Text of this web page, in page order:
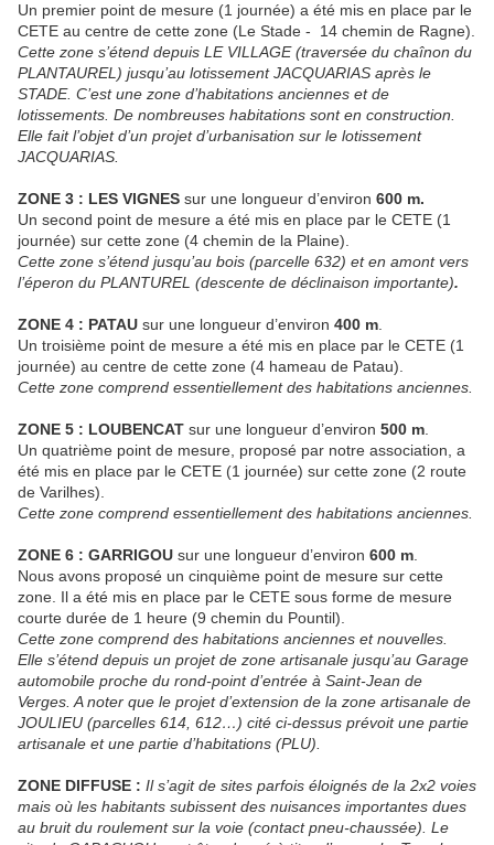
Un premier point de mesure (1 journée) a été mis en place par le
CETE au centre de cette zone (Le Stade - 14 chemin de Ragne).
Cette zone s’étend depuis LE VILLAGE (traversée du chaînon du
PLANTAUREL) jusqu’au lotissement JACQUARIAS après le
STADE. C’est une zone d’habitations anciennes et de
lotissements. De nombreuses habitations sont en construction.
Elle fait l’objet d’un projet d’urbanisation sur le lotissement
JACQUARIAS.
ZONE 3 : LES VIGNES sur une longueur d’environ 600 m.
Un second point de mesure a été mis en place par le CETE (1
journée) sur cette zone (4 chemin de la Plaine).
Cette zone s’étend jusqu’au bois (parcelle 632) et en amont vers
l’éperon du PLANTUREL (descente de déclinaison importante).
ZONE 4 : PATAU sur une longueur d’environ 400 m
Un troisième point de mesure a été mis en place par le CETE (1
journée) au centre de cette zone (4 hameau de Patau).
Cette zone comprend essentiellement des habitations anciennes.
ZONE 5 : LOUBENCAT sur une longueur d’environ 500 m
Un quatrième point de mesure, proposé par notre association, a
été mis en place par le CETE (1 journée) sur cette zone (2 route
de Varilhes).
Cette zone comprend essentiellement des habitations anciennes.
ZONE 6 : GARRIGOU sur une longueur d’environ 600 m
Nous avons proposé un cinquième point de mesure sur cette
zone. Il a été mis en place par le CETE sous forme de mesure
courte durée de 1 heure (9 chemin du Pountil).
Cette zone comprend des habitations anciennes et nouvelles.
Elle s’étend depuis un projet de zone artisanale jusqu’au Garage
automobile proche du rond-point d’entrée à Saint-Jean de
Verges. A noter que le projet d’extension de la zone artisanale de
JOULIEU (parcelles 614, 612…) cité ci-dessus prévoit une partie
artisanale et une partie d’habitations (PLU).
ZONE DIFFUSE : Il s’agit de sites parfois éloignés de la 2x2 voies
mais où les habitants subissent des nuisances importantes dues
au bruit du roulement sur la voie (contact pneu-chaussée). Le